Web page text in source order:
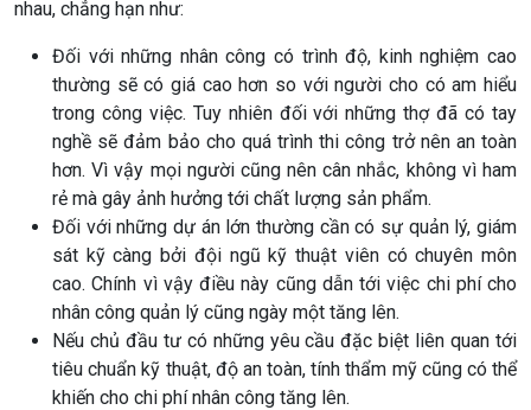
nhau, chẳng hạn như:
Đối với những nhân công có trình độ, kinh nghiệm cao
thường sẽ có giá cao hơn so với người cho có am hiểu
trong công việc. Tuy nhiên đối với những thợ đã có tay
nghề sẽ đảm bảo cho quá trình thi công trở nên an toàn
hơn. Vì vậy mọi người cũng nên cân nhắc, không vì ham
rẻ mà gây ảnh hưởng tới chất lượng sản phẩm.
Đối với những dự án lớn thường cần có sự quản lý, giám
sát kỹ càng bởi đội ngũ kỹ thuật viên có chuyên môn
cao. Chính vì vậy điều này cũng dẫn tới việc chi phí cho
nhân công quản lý cũng ngày một tăng lên.
Nếu chủ đầu tư có những yêu cầu đặc biệt liên quan tới
tiêu chuẩn kỹ thuật, độ an toàn, tính thẩm mỹ cũng có thể
khiến cho chi phí nhân công tăng lên.